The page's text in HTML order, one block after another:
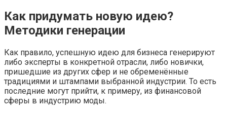
Как придумать новую идею?
Методики генерации
Как правило, успешную идею для бизнеса генерируют
либо эксперты в конкретной отрасли, либо новички,
пришедшие из других сфер и не обременённые
традициями и штампами выбранной индустрии. То есть
последние могут прийти, к примеру, из финансовой
сферы в индустрию моды.